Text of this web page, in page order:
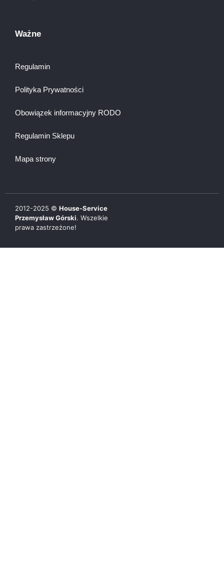
Ważne
Regulamin
Polityka Prywatności
Obowiązek informacyjny RODO
Regulamin Sklepu
Mapa strony
2012-2025 © House-Service
Przemysław Górski. Wszelkie
prawa zastrzeżone!